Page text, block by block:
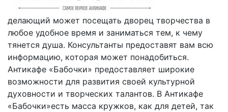
делающий может посещать дворец творчества в
любое удобное время и заниматься тем, к чему
тянется душа. Консультанты предоставят вам всю
информацию, которая может понадобиться.
Антикафе «Бабочки» предоставляет широкие
возможности для развития своей культурной
духовности и творческих талантов. В Антикафе
«Бабочки»есть масса кружков, как для детей, так